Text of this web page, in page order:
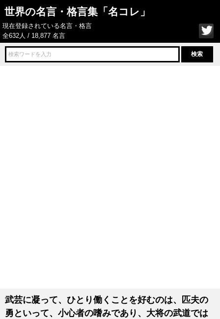
世界の名言・格言集「名コレ」
現在登録されている名言・格言
全632人 / 18,877 名言
武芸に凝って、ひとり働くことを好むのは、匹夫の
勇といって、小心者の嗜みであり、大将の武道では